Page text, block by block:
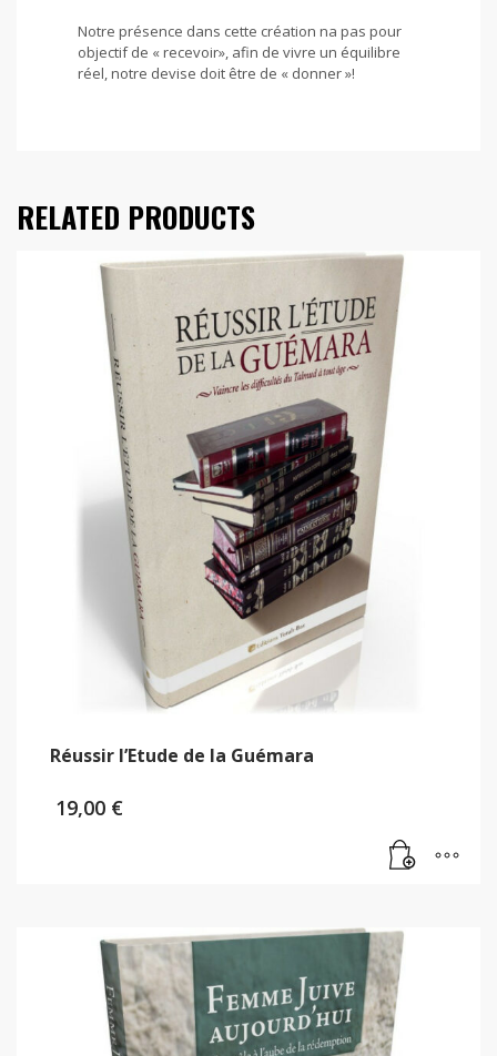
Notre présence dans cette création na pas pour
objectif de « recevoir», afin de vivre un équilibre
réel, notre devise doit être de « donner »!
RELATED PRODUCTS
Réussir l’Etude de la Guémara
19,00 €